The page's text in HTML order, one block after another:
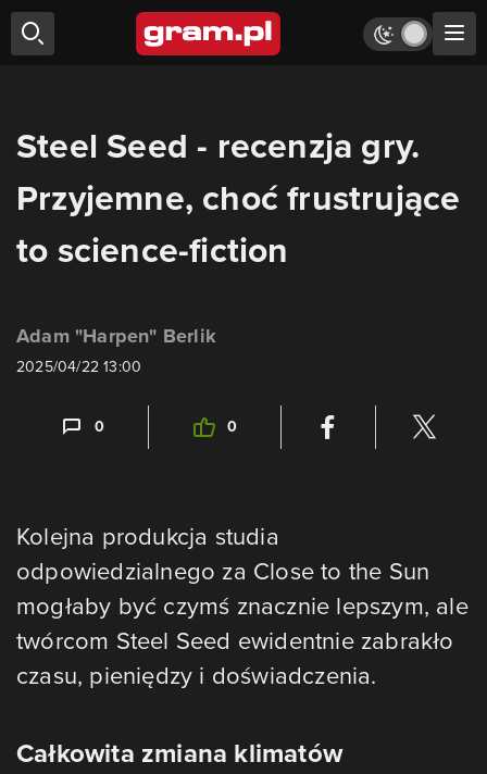
Steel Seed - recenzja gry.
Przyjemne, choć frustrujące
to science-fiction
Adam "Harpen" Berlik
2025/04/22 13:00
0 0
Kolejna produkcja studia
odpowiedzialnego za Close to the Sun
mogłaby być czymś znacznie lepszym, ale
twórcom Steel Seed ewidentnie zabrakło
czasu, pieniędzy i doświadczenia.
Całkowita zmiana klimatów